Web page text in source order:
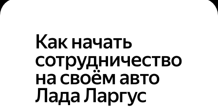
Как начать
сотрудничество
на своём авто
Лада Ларгус